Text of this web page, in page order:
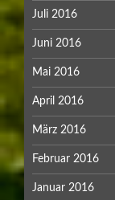
Juli 2016
Juni 2016
Mai 2016
April 2016
März 2016
Februar 2016
Januar 2016